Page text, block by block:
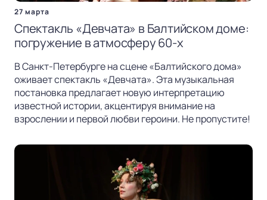
27 марта
Спектакль «Девчата» в Балтийском доме:
погружение в атмосферу 60-х
В Санкт-Петербурге на сцене «Балтийского дома»
оживает спектакль «Девчата». Эта музыкальная
постановка предлагает новую интерпретацию
известной истории, акцентируя внимание на
взрослении и первой любви героини. Не пропустите!